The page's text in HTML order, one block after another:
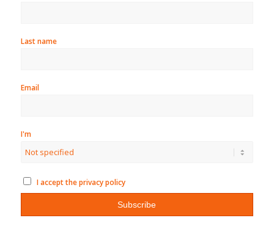
Last name
Email
I'm
I accept the privacy policy